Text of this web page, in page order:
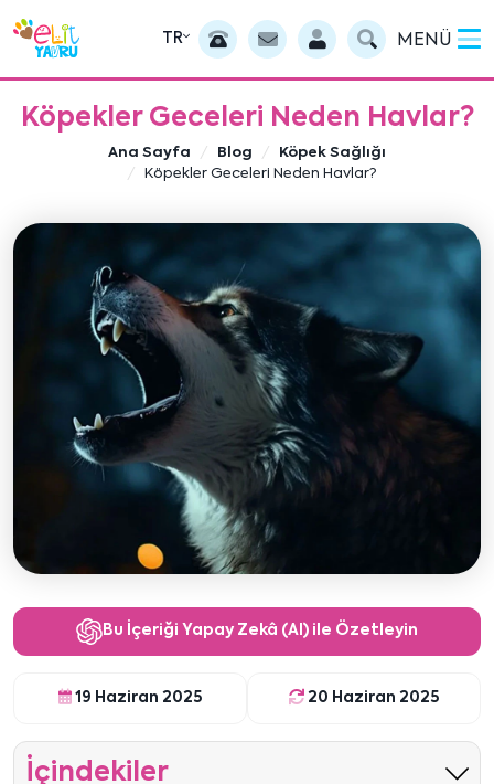
TR MENÜ
Köpekler Geceleri Neden Havlar?
Ana Sayfa Blog
Köpek Sağlığı
Köpekler Geceleri Neden Havlar?
Bu İçeriği Yapay Zekâ (AI) ile Özetleyin
19 Haziran 2025 20 Haziran 2025
İçindekiler